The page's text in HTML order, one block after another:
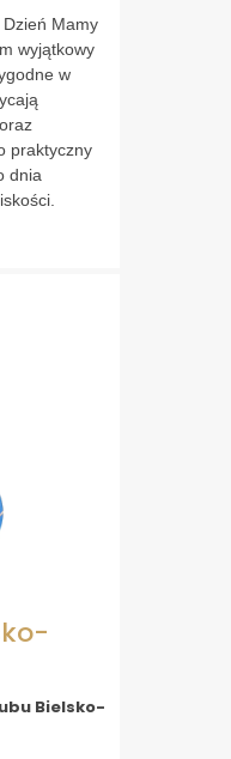
Mamy
wyjątkowy
w
praktyczny
dnia
Bielsko-